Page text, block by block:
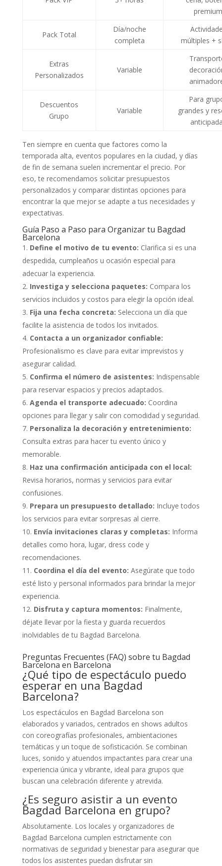
Pack Total
Día/noche
completa
múltiples +
Extras
Personalizados
Variable
Descuentos
Grupo
Variable
Para
grandes y
Ten siempre en cuenta que factores como la
temporada alta, eventos populares en la ciudad, y días
de fin de semana suelen incrementar el precio. Por
eso, te recomendamos solicitar presupuestos
personalizados y comparar distintas opciones para
encontrar la que mejor se adapte a tus necesidades y
expectativas.
Guía Paso a Paso para Organizar tu Bagdad
Barcelona
Define el motivo de tu evento: Clarifica si es una
despedida, cumpleaños u ocasión especial para
adecuar la experiencia.
Investiga y selecciona paquetes: Compara los
servicios incluidos y costos para elegir la opción ideal.
Fija una fecha concreta: Selecciona un día que
facilite la asistencia de todos los invitados.
Contacta a un organizador confiable:
Profesionalismo es clave para evitar imprevistos y
asegurar calidad.
Confirma el número de asistentes: Indispensable
para reservar espacios y precios adaptados.
Agenda el transporte adecuado: Coordina
opciones para llegar y salir con comodidad y seguridad.
Personaliza la decoración y entretenimiento:
Consulta extras para hacer tu evento único y
memorable.
Haz una confirmación anticipada con el local:
Revisa horarios, normas y servicios para evitar
confusiones.
Prepara un presupuesto detallado: Incluye todos
los servicios para evitar sorpresas al cierre.
Envía invitaciones claras y completas: Informa
detalles como hora, lugar, dress code y
recomendaciones.
Coordina el día del evento: Asegúrate que todo
esté listo y personal informados para brindar la mejor
experiencia.
Disfruta y captura momentos: Finalmente,
déjate llevar por la fiesta y guarda recuerdos
inolvidables de tu Bagdad Barcelona.
Preguntas Frecuentes (FAQ) sobre tu Bagdad
Barcelona en Barcelona
¿Qué tipo de espectáculo puedo
esperar en una Bagdad
Barcelona?
Los espectáculos en Bagdad Barcelona son
elaborados y variados, centrados en shows adultos
con coreografías profesionales, ambientaciones
temáticas y un toque de sofisticación. Se combinan
luces, sonido y atuendos impactantes para crear una
experiencia única y vibrante, ideal para grupos que
buscan una celebración diferente y atrevida.
¿Es seguro asistir a un evento
Bagdad Barcelona en grupo?
Absolutamente. Los locales y organizadores de
Bagdad Barcelona cumplen estrictamente con
normativas de seguridad y bienestar para asegurar que
todos los asistentes puedan disfrutar sin